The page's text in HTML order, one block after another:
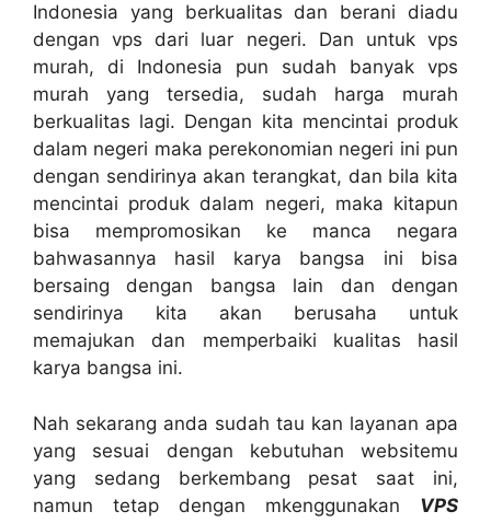
Indonesia yang berkualitas dan berani diadu
dengan vps dari luar negeri. Dan untuk vps
murah, di Indonesia pun sudah banyak vps
murah yang tersedia, sudah harga murah
berkualitas lagi. Dengan kita mencintai produk
dalam negeri maka perekonomian negeri ini pun
dengan sendirinya akan terangkat, dan bila kita
mencintai produk dalam negeri, maka kitapun
bisa mempromosikan ke manca negara
bahwasannya hasil karya bangsa ini bisa
bersaing dengan bangsa lain dan dengan
sendirinya kita akan berusaha untuk
memajukan dan memperbaiki kualitas hasil
karya bangsa ini.
Nah sekarang anda sudah tau kan layanan apa
yang sesuai dengan kebutuhan websitemu
yang sedang berkembang pesat saat ini,
namun tetap dengan mkenggunakan VPS